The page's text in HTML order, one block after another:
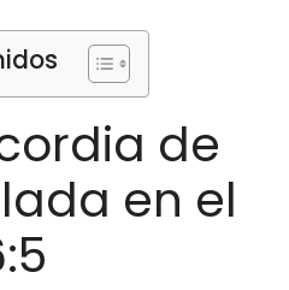
de
en el